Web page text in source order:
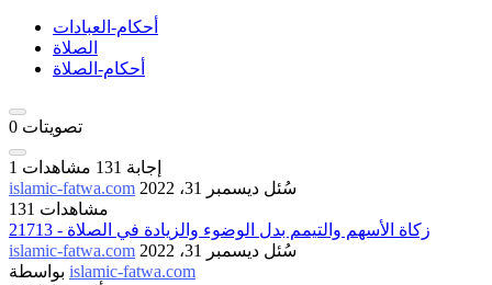
أحكام-العبادات
الصلاة
أحكام-الصلاة
0 تصويتات
1 إجابة 131 مشاهدات
islamic-fatwa.com
سُئل ديسمبر 31، 2022
131 مشاهدات
21713 - زكاة الأسهم والتيمم بدل الوضوء والزيادة في الصلاة
islamic-fatwa.com
سُئل ديسمبر 31، 2022
islamic-fatwa.com